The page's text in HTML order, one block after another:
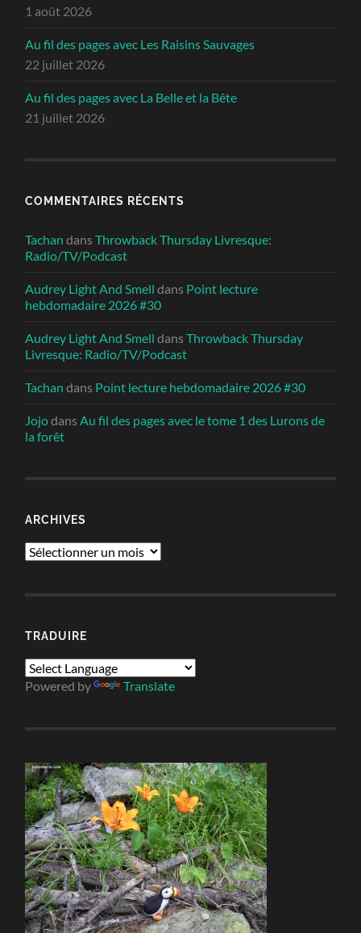
1 août 2026
Au fil des pages avec Les Raisins Sauvages
22 juillet 2026
Au fil des pages avec La Belle et la Bête
21 juillet 2026
COMMENTAIRES RÉCENTS
Tachan dansThrowback Thursday Livresque:
Radio/TV/Podcast
Audrey Light And Smell dans Point lecture
hebdomadaire 2026 #30
Audrey Light And Smell dansThrowback Thursday
Livresque: Radio/TV/Podcast
Tachan dans Point lecture hebdomadaire 2026 #30
JojodansAu fil des pages avec le tome 1 des Lurons de
la forêt
ARCHIVES
Archives
TRADUIRE
Powered by Translate